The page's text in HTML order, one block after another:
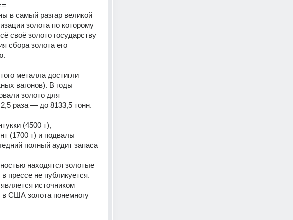
в самый разгар великой
золота по которому
своё золото государству
сбора золота его
металла достигли
вагонов). В годы
золото для
раза — до 8133,5 тонн.
(4500 т),
(1700 т) и подвалы
полный аудит запаса
находятся золотые
прессе не публикуется.
источником
в США золота понемногу